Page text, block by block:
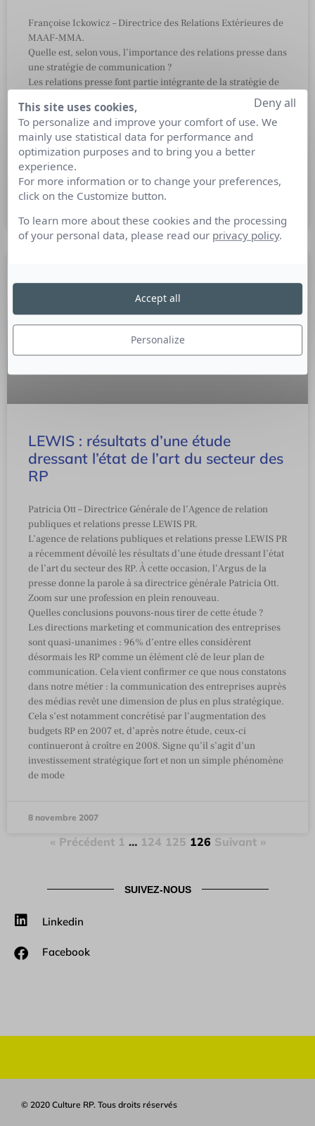
Françoise Ickowicz – Directrice des Relations Extérieures de
MAAF-MMA.
Quelle est, selon vous, l’importance des relations presse dans
une stratégie de communication ?
Les relations presse font partie intégrante de la stratégie de
communication d’une entreprise. Elles se construisent sur le
long terme et en amont des autres techniques de
communication. Elles participent de la représentation que
les publics se font de l’entreprise. Elles sont un élément clé
de la construction et de l’évolution de la réputation d’une
entreprise.
LEWIS : résultats d’une étude
dressant l’état de l’art du secteur des
RP
Patricia Ott – Directrice Générale de l’Agence de relation
publiques et relations presse LEWIS PR.
L’agence de relations publiques et relations presse LEWIS PR
a récemment dévoilé les résultats d’une étude dressant l’état
de l’art du secteur des RP. À cette occasion, l’Argus de la
presse donne la parole à sa directrice générale Patricia Ott.
Zoom sur une profession en plein renouveau.
Quelles conclusions pouvons-nous tirer de cette étude ?
Les directions marketing et communication des entreprises
sont quasi-unanimes : 96% d’entre elles considèrent
désormais les RP comme un élément clé de leur plan de
communication. Cela vient confirmer ce que nous constatons
dans notre métier : la communication des entreprises auprès
des médias revêt une dimension de plus en plus stratégique.
Cela s’est notamment concrétisé par l’augmentation des
budgets RP en 2007 et, d’après notre étude, ceux-ci
continueront à croître en 2008. Signe qu’il s’agit d’un
investissement stratégique fort et non un simple phénomène
de mode
8 novembre 2007
« Précédent 1 … 124 125 126 Suivant »
SUIVEZ-NOUS
Linkedin
Facebook
© 2020 Culture RP. Tous droits réservés
This site uses cookies,
To personalize and improve your comfort of use. We
mainly use statistical data for performance and
optimization purposes and to bring you a better
experience.
For more information or to change your preferences,
click on the Customize button.
To learn more about these cookies and the processing
of your personal data, please read our privacy policy.
Personalize
Deny all
Accept all